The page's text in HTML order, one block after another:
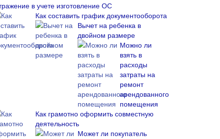
в учете изготовление ОС
Как составить график документооборота
Вычет на ребенка в
двойном размере
Можно ли
взять в
расходы
затраты на
ремонт
арендованного
помещения
Как грамотно оформить совместную
деятельность
Может ли покупатель